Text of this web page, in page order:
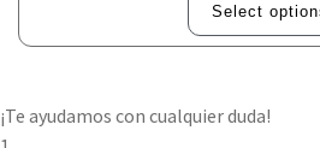
Select
¡Te ayudamos con cualquier duda!